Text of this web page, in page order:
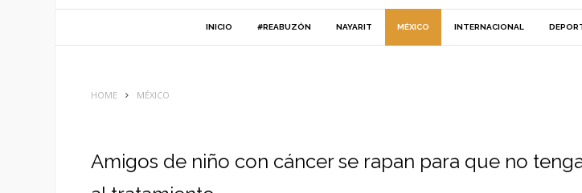
INICIO #REABUZÓN NAYARIT MÉXICO INTERNACIONAL
HOME MÉXICO
Amigos de niño con cáncer se rapan para que no